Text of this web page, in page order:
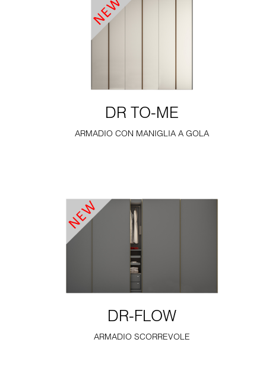
DR TO-ME
ARMADIO CON MANIGLIA A GOLA
DR-FLOW
ARMADIO SCORREVOLE